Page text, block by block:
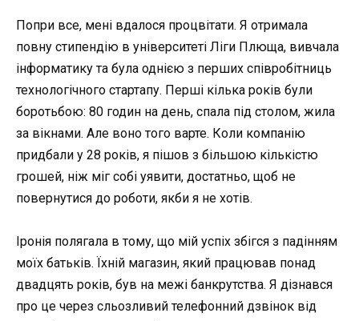
Попри все, мені вдалося процвітати. Я отримала
повну стипендію в університеті Ліги Плюща, вивчала
інформатику та була однією з перших співробітниць
технологічного стартапу. Перші кілька років були
боротьбою: 80 годин на день, спала під столом, жила
за вікнами. Але воно того варте. Коли компанію
придбали у 28 років, я пішов з більшою кількістю
грошей, ніж міг собі уявити, достатньо, щоб не
повернутися до роботи, якби я не хотів.
Іронія полягала в тому, що мій успіх збігся з падінням
моїх батьків. Їхній магазин, який працював понад
двадцять років, був на межі банкрутства. Я дізнався
про це через сльозливий телефонний дзвінок від